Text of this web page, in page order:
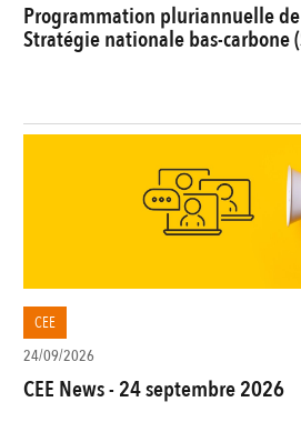
Programmation pluriannuelle
Stratégie nationale bas-carbone
CEE
24/09/2026
CEE News - 24 septembre 2026